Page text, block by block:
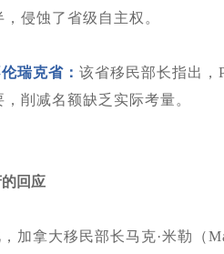
，侵蚀了省级自主权。
瑞克省： 该省移民部长指出，
，削减名额缺乏实际考量。
回应
加拿大移民部长马克·米勒（